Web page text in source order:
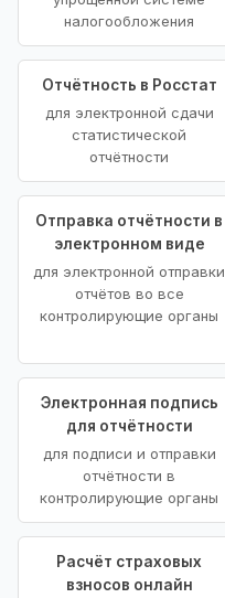
налогообложения
Отчётность в Росстат
для электронной сдачи
статистической
отчётности
Отправка отчётности в
электронном виде
для электронной отправки
отчётов во все
контролирующие органы
Электронная подпись
для отчётности
для подписи и отправки
отчётности в
контролирующие органы
Расчёт страховых
взносов онлайн